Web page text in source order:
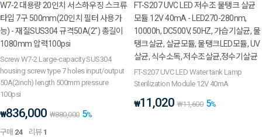
W7-2 대용량 20인치 서스하우징 스크류
타입 7구 500mm(20인치 필터 사용가
능) - 재질SUS304 규격50A(2") 총길이
1080mm 압력100psi
Screw W7-2 Large-capacity SUS304
housing screw type 7 holes input/output
50A(2inch) length 500mm pressure
100psi
₩836,000 ₩880,000 5%
구매 24 리뷰 1
FT-S207 UVC LED 저수조 물탱크 살균
모듈 12V 40mA - LED270-280nm,
10000h, DC500V, 50HZ, 가습기살균, 물
탱크살균, 살균모듈, 물탱크LED모듈, UV
살균, 식수소독, 저수조살균,정수기살균
FT-S207 UVC LED Water tank Lamp
Sterilization Module 12V 40mA
₩11,020 ₩11,600 5%